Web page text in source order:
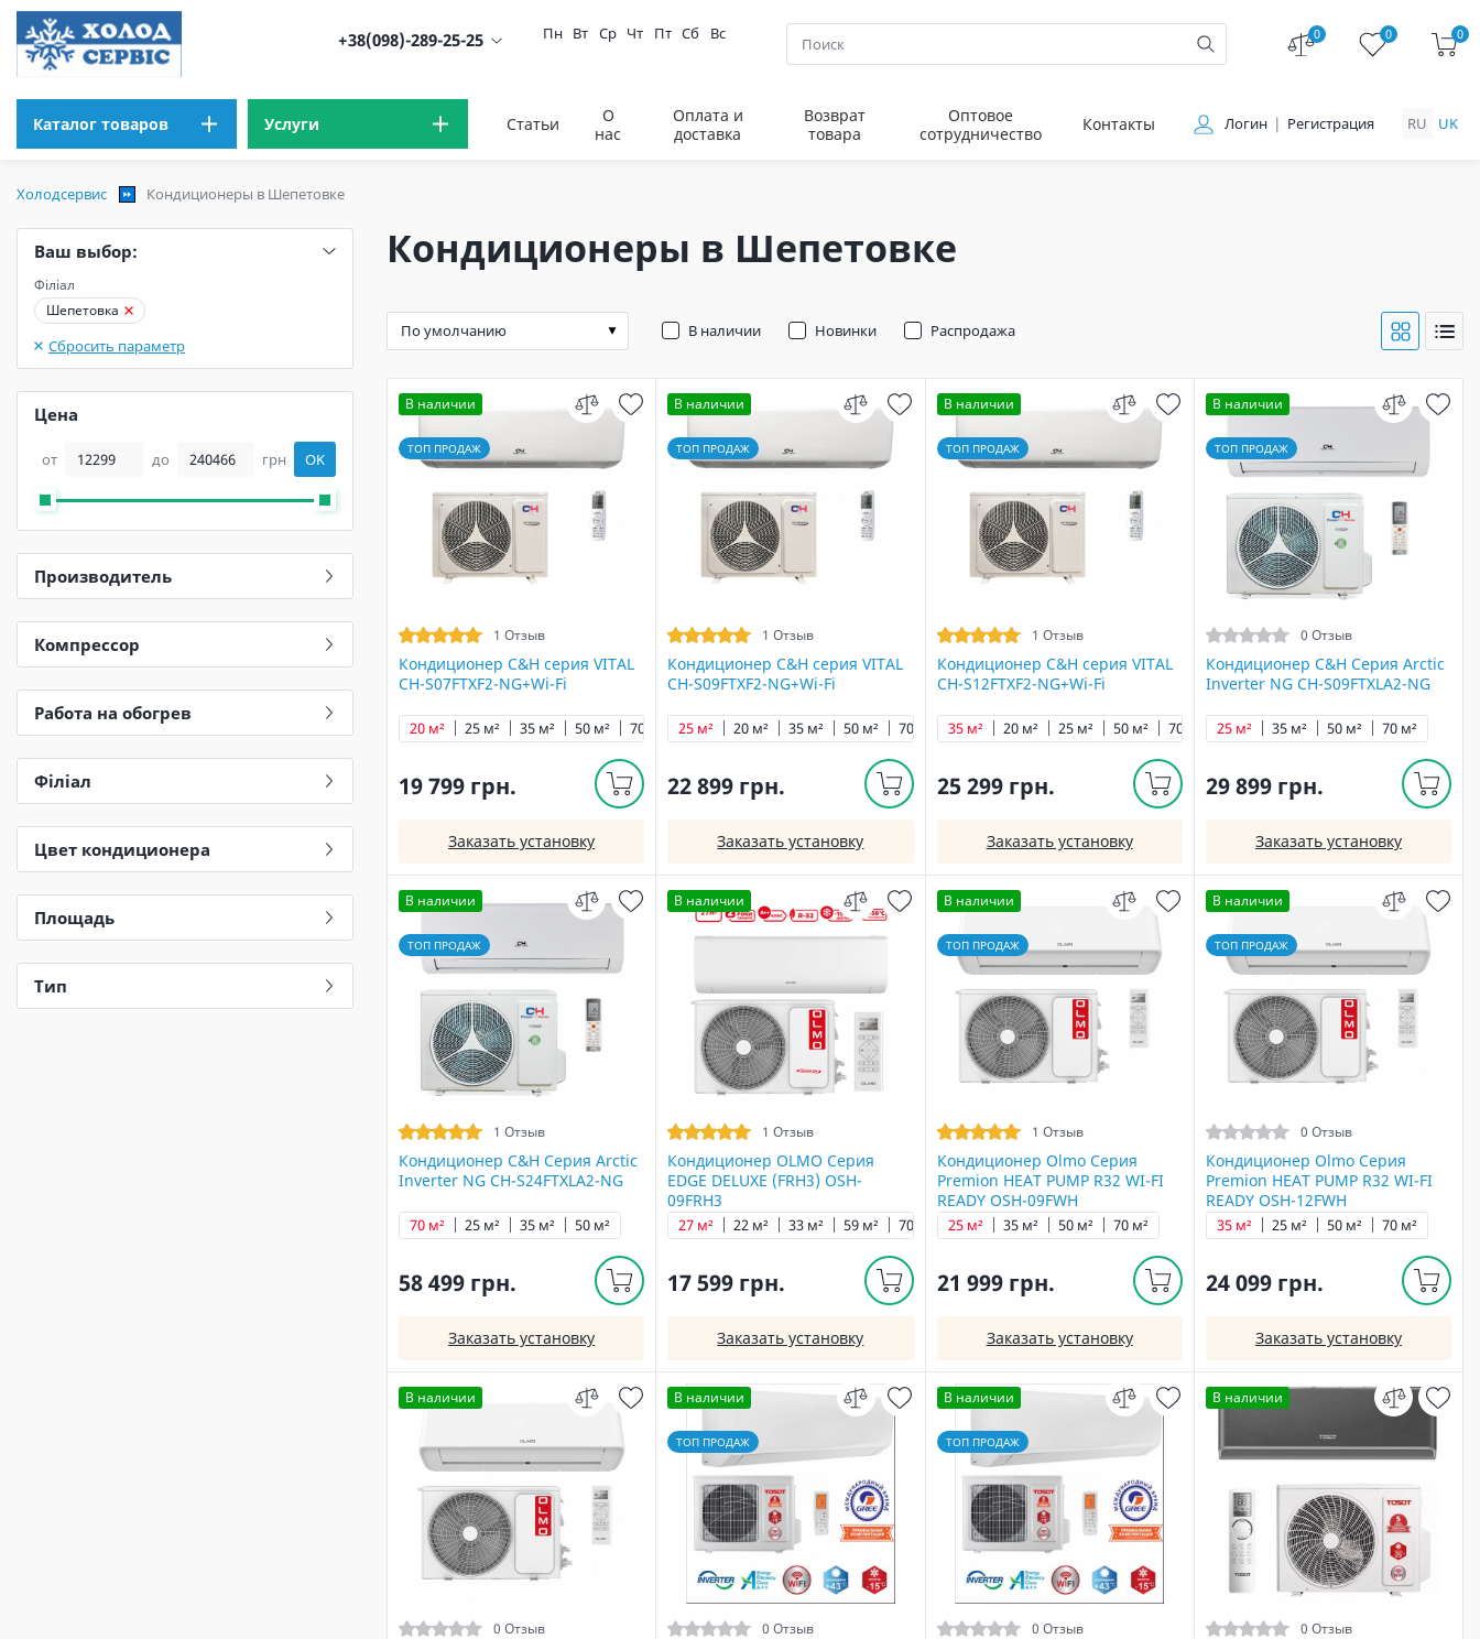
+38(098)-289-25-25 Пн Вт Ср Чт Пт Сб Вс 0 0 0
Каталог товаров Услуги Статьи
О
нас
Оплата и
доставка
Возврат
товара
Оптовое
сотрудничество
Контакты Логин Регистрация RU UK
Холодсервис Кондиционеры в Шепетовке
Ваш выбор:
Філіал
Шепетовка
Сбросить параметр
Цена
от до грн OK
Производитель
Компрессор
Работа на обогрев
Філіал
Цвет кондиционера
Площадь
Тип
Кондиционеры в Шепетовке
В наличии Новинки Распродажа
В наличии
ТОП ПРОДАЖ
1 Отзыв
Кондиционер C&H cерия VITAL
CH-S07FTXF2-NG+Wi-Fi
20 м² 25 м² 35 м² 50 м² 70 м²
19 799 грн.
Заказать установку
В наличии
ТОП ПРОДАЖ
1 Отзыв
Кондиционер C&H cерия VITAL
CH-S09FTXF2-NG+Wi-Fi
20 м²
25 м² 35 м² 50 м² 70 м²
22 899 грн.
Заказать установку
В наличии
ТОП ПРОДАЖ
1 Отзыв
Кондиционер C&H cерия VITAL
CH-S12FTXF2-NG+Wi-Fi
20 м² 25 м²
35 м² 50 м² 70 м²
25 299 грн.
Заказать установку
В наличии
ТОП ПРОДАЖ
0 Отзыв
Кондиционер C&H Серия Arctic
Inverter NG CH-S09FTXLA2-NG
25 м² 35 м² 50 м² 70 м²
29 899 грн.
Заказать установку
В наличии
ТОП ПРОДАЖ
1 Отзыв
Кондиционер C&H Серия Arctic
Inverter NG CH-S24FTXLA2-NG
25 м² 35 м² 50 м²
70 м²
58 499 грн.
Заказать установку
В наличии
1 Отзыв
Кондиционер OLMO Серия
EDGE DELUXE (FRH3) OSH-
09FRH3
22 м²
27 м² 33 м² 59 м² 70 м²
17 599 грн.
Заказать установку
В наличии
ТОП ПРОДАЖ
1 Отзыв
Кондиционер Olmo Серия
Premion HEAT PUMP R32 WI-FI
READY OSH-09FWH
25 м² 35 м² 50 м² 70 м²
21 999 грн.
Заказать установку
В наличии
ТОП ПРОДАЖ
0 Отзыв
Кондиционер Olmo Серия
Premion HEAT PUMP R32 WI-FI
READY OSH-12FWH
25 м²
35 м² 50 м² 70 м²
24 099 грн.
Заказать установку
В наличии
0 Отзыв
В наличии
ТОП ПРОДАЖ
0 Отзыв
В наличии
ТОП ПРОДАЖ
0 Отзыв
В наличии
0 Отзыв